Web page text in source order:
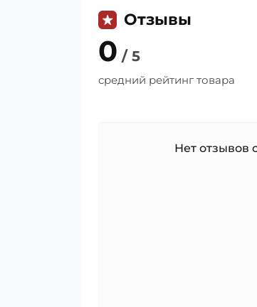
Отзывы
0 / 5
средний рейтинг товара
Нет отзывов